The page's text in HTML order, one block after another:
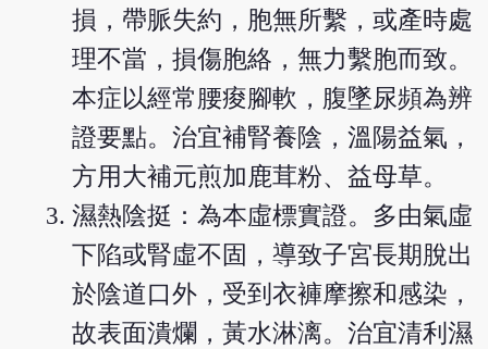
損，帶脈失約，胞無所繫，或產時處
理不當，損傷胞絡，無力繫胞而致。
本症以經常腰痠腳軟，腹墜尿頻為辨
證要點。治宜補腎養陰，溫陽益氣，
方用大補元煎加鹿茸粉、益母草。
濕熱陰挺：為本虛標實證。多由氣虛
下陷或腎虛不固，導致子宮長期脫出
於陰道口外，受到衣褲摩擦和感染，
故表面潰爛，黃水淋漓。治宜清利濕